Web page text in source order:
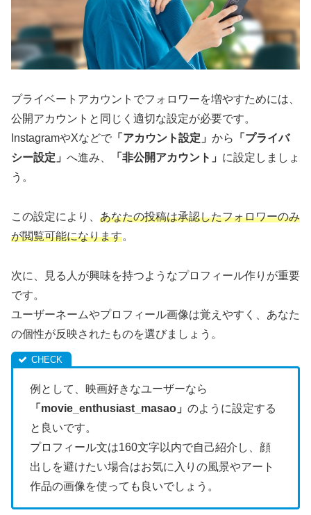
プライベートアカウントでフォロワーを増やすためには、
公開アカウントと同じく適切な設定が必要です。
InstagramやXなどで 「アカウント設定」 から
「プライバ
シー設定」 へ進み、 「非公開アカウント」 に設定しましょ
う。
この設定により、 あなたの投稿は承認したフォロワーのみ
が閲覧可能になります。
次に、見る人が興味を持つようなプロフィール作りが重要
です。
ユーザーネームやプロフィール画像は覚えやすく、あなた
の個性が反映されたものを選びましょう。
例として、映画好きなユーザーなら
「movie_enthusiast_masao」 のように設定する
と良いです。
プロフィール文は160文字以内で自己紹介し、顔
出しを避けたい場合はお気に入りの風景やアート
作品の画像を使っても良いでしょう。